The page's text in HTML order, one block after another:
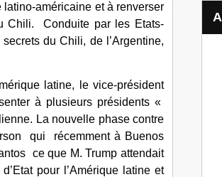
américaine et à renverser
Chili. Conduite par les Etats-
du Chili, de l’Argentine,
latine, le vice-président
à plusieurs présidents «
La nouvelle phase contre
qui récemment à Buenos
ce que M. Trump attendait
pour l’Amérique latine et